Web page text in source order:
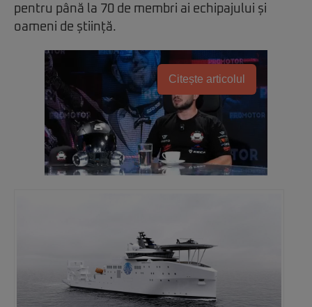
pentru până la 70 de membri ai echipajului și
oameni de știință.
Citește articolul